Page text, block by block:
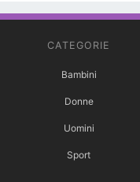
CATEGORIE
Bambini
Donne
Uomini
Sport